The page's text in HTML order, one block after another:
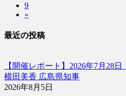
ー
送
り
ジ
ー
ジ
ペ
ー
ジ
固
定
ー
9
»
最近の投稿
【開催レポート】2026年7月28
横田美香 広島県知事
2026年8月5日